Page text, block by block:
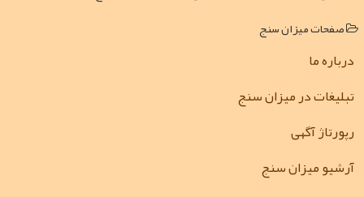
صفحات میزان سنج
درباره ما
تبلیغات در میزان سنج
رپورتاژ آگهی
آرشیو میزان سنج